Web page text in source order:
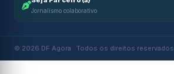
Jornalismo colaborativo
© 2026 DF Agora · Todos os direitos reservados